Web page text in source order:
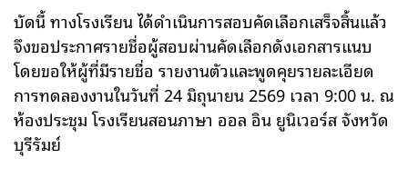
บัดนี้ ทางโรงเรียน ได้ดำเนินการสอบคัดเลือกเสร็จสิ้นแล้ว
จึงขอประกาศรายชื่อผู้สอบผ่านคัดเลือกดังเอกสารแนบ
โดยขอให้ผู้ที่มีรายชื่อ รายงานตัวและพูดคุยรายละเอียด
การทดลองงานในวันที่ 24 มิถุนายน 2569 เวลา 9:00 น. ณ
ห้องประชุม โรงเรียนสอนภาษา ออล อิน ยูนิเวอร์ส จังหวัด
บุรีรัมย์